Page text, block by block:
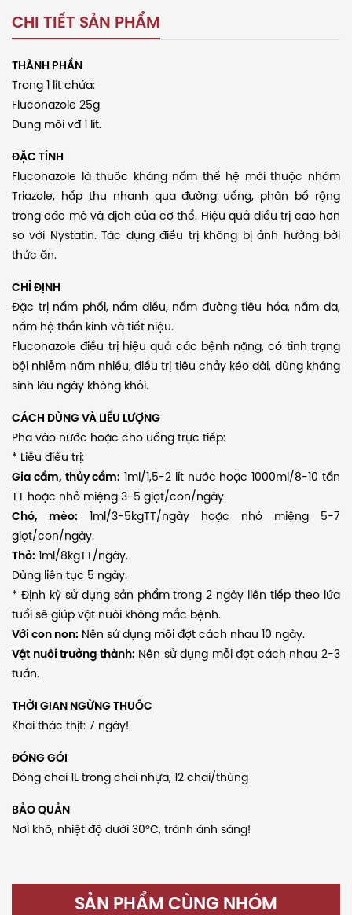
CHI TIẾT SẢN PHẨM
THÀNH PHẦN
Trong 1 lít chứa:
Fluconazole 25g
Dung môi vđ 1 lít.
ĐẶC TÍNH
Fluconazole là thuốc kháng nấm thế hệ mới thuộc nhóm
Triazole, hấp thu nhanh qua đường uống, phân bố rộng
trong các mô và dịch của cơ thể. Hiệu quả điều trị cao hơn
so với Nystatin. Tác dụng điều trị không bị ảnh hưởng bởi
thức ăn.
CHỈ ĐỊNH
Đặc trị nấm phổi, nấm diều, nấm đường tiêu hóa, nấm da,
nấm hệ thần kinh và tiết niệu.
Fluconazole điều trị hiệu quả các bệnh nặng, có tình trạng
bội nhiễm nấm nhiều, điều trị tiêu chảy kéo dài, dùng kháng
sinh lâu ngày không khỏi.
CÁCH DÙNG VÀ LIỀU LƯỢNG
Pha vào nước hoặc cho uống trực tiếp:
* Liều điều trị:
Gia cầm, thủy cầm: 1ml/1,5-2 lít nước hoặc 1000ml/8-10 tấn
TT hoặc nhỏ miệng 3-5 giọt/con/ngày.
Chó, mèo: 1ml/3-5kgTT/ngày hoặc nhỏ miệng 5-7
giọt/con/ngày.
Thỏ: 1ml/8kgTT/ngày.
Dùng liên tục 5 ngày.
* Định kỳ sử dụng sản phẩm trong 2 ngày liên tiếp theo lứa
tuổi sẽ giúp vật nuôi không mắc bệnh.
Với con non: Nên sử dụng mỗi đợt cách nhau 10 ngày.
Vật nuôi trưởng thành: Nên sử dụng mỗi đợt cách nhau 2-3
tuần.
THỜI GIAN NGỪNG THUỐC
Khai thác thịt: 7 ngày!
ĐÓNG GÓI
Đóng chai 1L trong chai nhựa, 12 chai/thùng
BẢO QUẢN
Nơi khô, nhiệt độ dưới 30°C, tránh ánh sáng!
SẢN PHẨM CÙNG NHÓM